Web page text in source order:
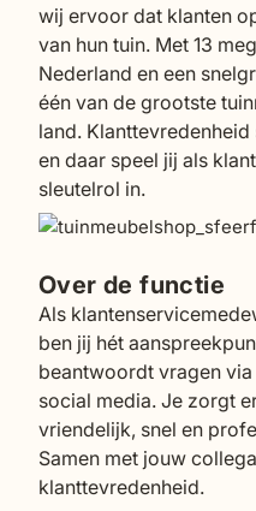
wij ervoor dat klanten
van hun tuin. Met 13
Nederland en een
één van de grootste
land. Klanttevredenheid
en daar speel jij als
sleutelrol in.
Over de functie
Als
ben jij hét
beantwoordt vragen
social media. Je zorgt
vriendelijk, snel en
Samen met jouw
klanttevredenheid.